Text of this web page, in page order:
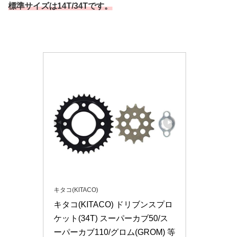
標準サイズは14T/34Tです。
キタコ(KITACO)
キタコ(KITACO) ドリブンスプロ
ケット(34T) スーパーカブ50/ス
ーパーカブ110/グロム(GROM) 等